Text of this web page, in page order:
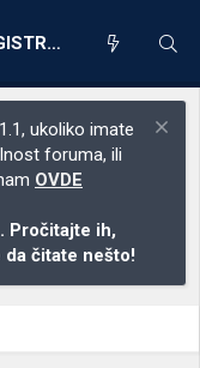
REGISTRACIJA
ukoliko imate
foruma, ili
OVDE
Pročitajte ih,
čitate nešto!